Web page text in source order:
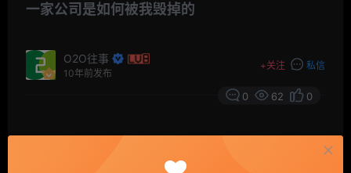
一家公司是如何被我毁掉的
O2O往事
10年前发布
+关注 私信
0 62 0
业。但成功的企业是相似的，而失败的企业各有各的悲